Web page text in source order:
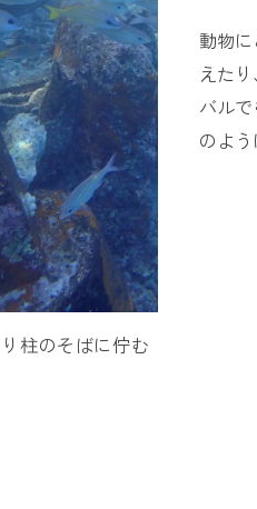
柱のそばに佇む
動物
えた
バル
のよ